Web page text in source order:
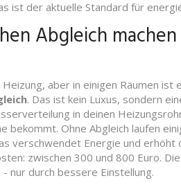
ist der aktuelle Standard für
Abgleich
aber in einigen Räumen
. Das ist kein Luxus, sondern
in deinen
bekommt. Ohne Abgleich laufen
verschwendet Energie und erhöht
zwischen 300 und 800 Euro.
nur durch bessere Einstellung.